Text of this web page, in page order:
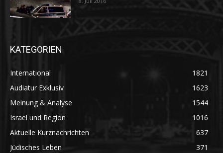
KATEGORIEN
International
1821
Audiatur Exklusiv
1623
Meinung & Analyse
1544
Israel und Region
1016
Aktuelle Kurznachrichten
637
Jüdisches Leben
371